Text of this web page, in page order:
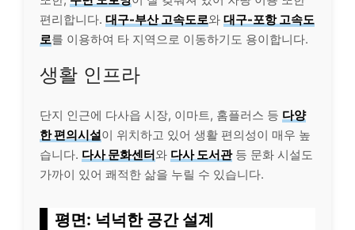
편리합니다. 대구-부산 고속도로와 대구-포항 고속도
로를 이용하여 타 지역으로 이동하기도 용이합니다.
생활 인프라
단지 인근에 다사읍 시장, 이마트, 홈플러스 등 다양
한 편의시설이 위치하고 있어 생활 편의성이 매우 높
습니다. 다사 문화센터와 다사 도서관등 문화 시설도
가까이 있어 쾌적한 삶을 누릴 수 있습니다.
평면: 넉넉한 공간 설계